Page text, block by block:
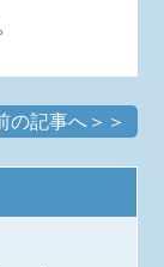
の記事へ＞＞